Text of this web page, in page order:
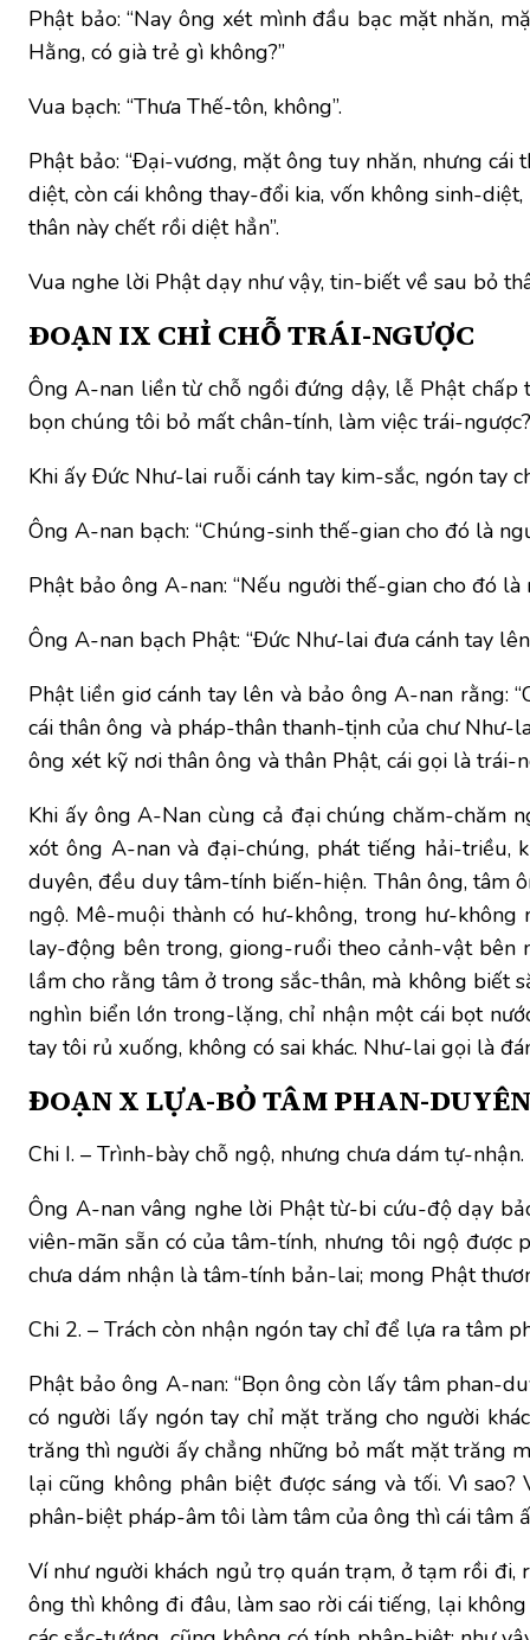
Phật bảo: “Nay ông xét mình đầu bạc mặt nhăn,
Hằng, có già trẻ gì không?”
Vua bạch: “Thưa Thế-tôn, không”.
Phật bảo: “Ðại-vương, mặt ông tuy nhăn, nhưng
diệt, còn cái không thay-đổi kia, vốn không sinh-
thân này chết rồi diệt hẳn”.
Vua nghe lời Phật dạy như vậy, tin-biết về sau bỏ
ÐOẠN IX CHỈ CHỖ TRÁI-NGƯỢC
Ông A-nan liền từ chỗ ngồi đứng dậy, lễ Phật
bọn chúng tôi bỏ mất chân-tính, làm việc trái-
Khi ấy Ðức Như-lai ruỗi cánh tay kim-sắc, ngón tay
Ông A-nan bạch: “Chúng-sinh thế-gian cho đó là
Phật bảo ông A-nan: “Nếu người thế-gian cho đó
Ông A-nan bạch Phật: “Ðức Như-lai đưa cánh tay
Phật liền giơ cánh tay lên và bảo ông A-nan rằng:
cái thân ông và pháp-thân thanh-tịnh của chư
ông xét kỹ nơi thân ông và thân Phật, cái gọi là trái-
Khi ấy ông A-Nan cùng cả đại chúng chăm-chăm
xót ông A-nan và đại-chúng, phát tiếng hải-triều,
duyên, đều duy tâm-tính biến-hiện. Thân ông, tâm
ngộ. Mê-muội thành có hư-không, trong hư-
lay-động bên trong, giong-ruổi theo cảnh-vật
lầm cho rằng tâm ở trong sắc-thân, mà không biết
nghìn biển lớn trong-lặng, chỉ nhận một cái bọt
tay tôi rủ xuống, không có sai khác. Như-lai gọi là
ĐOẠN X LỰA-BỎ TÂM PHAN-
Chi I. – Trình-bày chỗ ngộ, nhưng chưa dám tự-nhận.
Ông A-nan vâng nghe lời Phật từ-bi cứu-độ dạy
viên-mãn sẵn có của tâm-tính, nhưng tôi ngộ
chưa dám nhận là tâm-tính bản-lai; mong Phật
Chi 2. – Trách còn nhận ngón tay chỉ để lựa ra tâm
Phật bảo ông A-nan: “Bọn ông còn lấy tâm phan-
có người lấy ngón tay chỉ mặt trăng cho người
trăng thì người ấy chẳng những bỏ mất mặt trăng
lại cũng không phân biệt được sáng và tối. Vì
phân-biệt pháp-âm tôi làm tâm của ông thì cái tâm
Ví như người khách ngủ trọ quán trạm, ở tạm rồi
ông thì không đi đâu, làm sao rời cái tiếng, lại